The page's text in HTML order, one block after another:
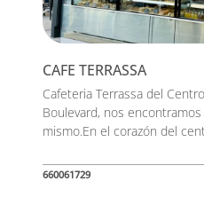
CAFE TERRASSA
Cafeteria Terrassa del
Boulevard, nos
mismo.En el corazón del
660061729